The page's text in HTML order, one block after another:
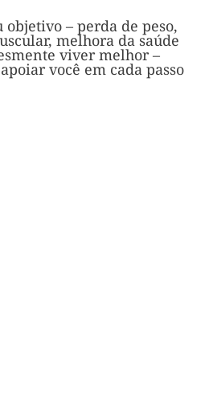
objetivo – perda de peso,
melhora da saúde
viver melhor –
você em cada passo